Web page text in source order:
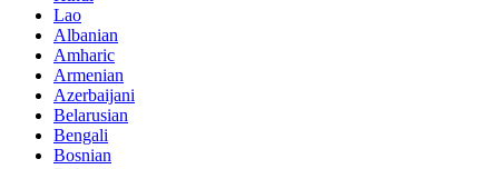
Lao
Albanian
Amharic
Armenian
Azerbaijani
Belarusian
Bengali
Bosnian